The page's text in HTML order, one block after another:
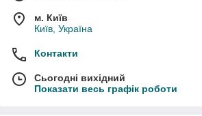
м. Київ
Київ, Україна
Контакти
Сьогодні вихідний
Показати весь графік роботи